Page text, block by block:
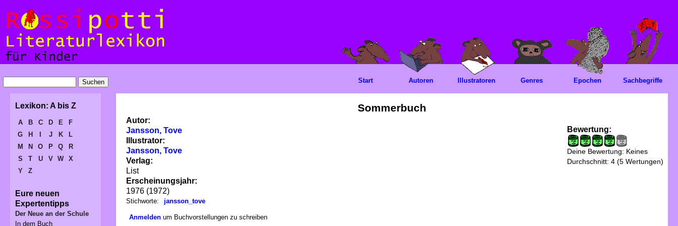
Sommerbuch
Autor:
Jansson, Tove
Illustrator:
Jansson, Tove
Verlag:
List
Erscheinungsjahr:
1976 (1972)
Bewertung:
Deine Bewertung: Keines
Durchschnitt: 4 (5 Wertungen)
Stichworte: jansson_tove
Anmelden um Buchvorstellungen zu schreiben
Start Autoren Illustratoren Genres Epochen Sachbegriffe
Lexikon: A bis Z
A B C D E
F
G
H J K
L
M
N O P Q
R
S
T U V W
X
Y
Z
Eure neuen
Expertentipps
Der Neue an der Schule
In dem Buch